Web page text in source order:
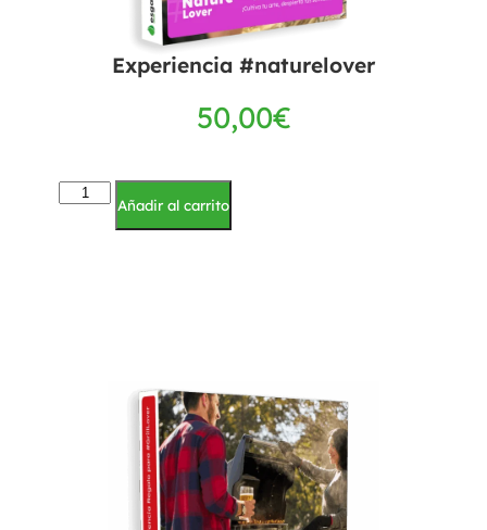
Experiencia #naturelover
50,00€
Añadir al carrito